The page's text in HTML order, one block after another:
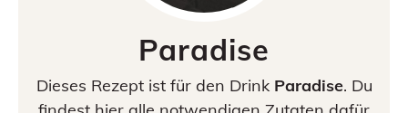
Paradise
Dieses Rezept ist für den Drink Paradise. Du